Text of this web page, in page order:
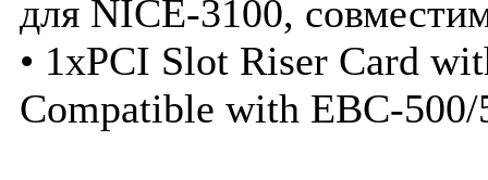
для NICE-3100,
• 1xPCI Slot Riser Card
Compatible with EBC-